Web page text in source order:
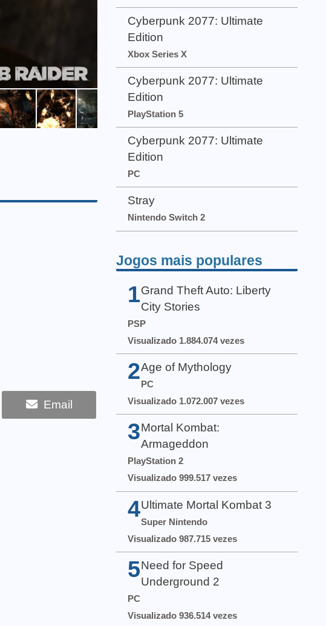
Email
Cyberpunk 2077: Ultimate
Edition
Xbox Series X
Cyberpunk 2077: Ultimate
Edition
PlayStation 5
Cyberpunk 2077: Ultimate
Edition
PC
Stray
Nintendo Switch 2
Jogos mais populares
1 Grand Theft Auto: Liberty
City Stories
PSP
Visualizado 1.884.074 vezes
2Age of Mythology
PC
Visualizado 1.072.007 vezes
3 Mortal Kombat:
Armageddon
PlayStation 2
Visualizado 999.517 vezes
4 Ultimate Mortal Kombat 3
Super Nintendo
Visualizado 987.715 vezes
5 Need for Speed
Underground 2
PC
Visualizado 936.514 vezes